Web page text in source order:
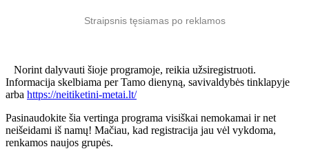
Straipsnis tęsiamas po reklamos
Norint dalyvauti šioje programoje, reikia užsiregistruoti.
Informacija skelbiama per Tamo dienyną, savivaldybės tinklapyje
arba https://neitiketini-metai.lt/
Pasinaudokite šia vertinga programa visiškai nemokamai ir net
neišeidami iš namų! Mačiau, kad registracija jau vėl vykdoma,
renkamos naujos grupės.